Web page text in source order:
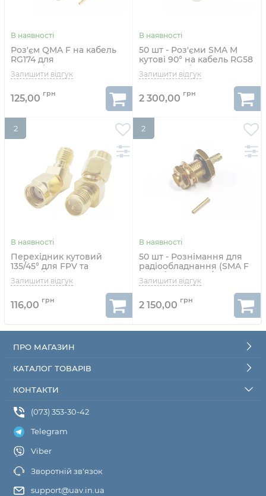
Роз'єм QMA F на кабель
RG174 для
радіообладнання
125,00
50 шт - Роз'єми SMA M
кутові 90° на кабель RG58
для радіообладнання
2 300,00
2
Перехідник кутовий
135/45° для FPV та
радіообладнання (RP-
SMA F - RP-SMA M)
116,00
2
50 шт - Рознімання для
радіообладнання (SMA F
на кабель RG178/RG316)
2 150,00
ПРО МАГАЗИН
КАТАЛОГ ТОВАРІВ
КОНТАКТИ
(073) 353-30-42
Telegram
Viber
Зворотній зв'язок
support@uav.in.ua